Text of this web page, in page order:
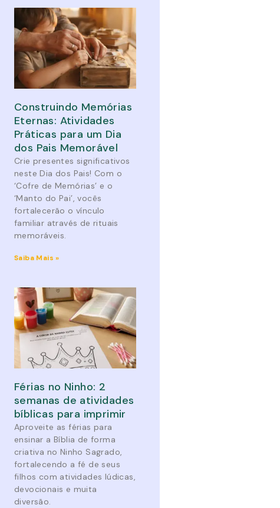
Construindo Memórias
Eternas: Atividades
Práticas para um Dia
dos Pais Memorável
Crie presentes significativos
neste Dia dos Pais! Com o
‘Cofre de Memórias’ e o
‘Manto do Pai’, vocês
fortalecerão o vínculo
familiar através de rituais
memoráveis.
Saiba Mais »
Férias no Ninho: 2
semanas de atividades
bíblicas para imprimir
Aproveite as férias para
ensinar a Bíblia de forma
criativa no Ninho Sagrado,
fortalecendo a fé de seus
filhos com atividades lúdicas,
devocionais e muita
diversão.